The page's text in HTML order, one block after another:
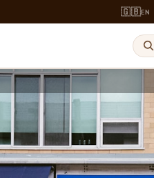
🇬🇧EN